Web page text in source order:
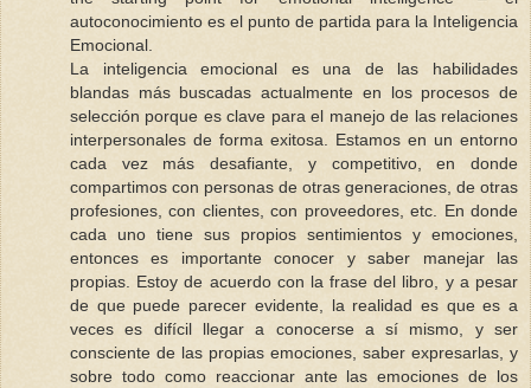
autoconocimiento es el punto de partida para la Inteligencia
Emocional.
La inteligencia emocional es una de las habilidades
blandas más buscadas actualmente en los procesos de
selección porque es clave para el manejo de las relaciones
interpersonales de forma exitosa. Estamos en un entorno
cada vez más desafiante, y competitivo, en donde
compartimos con personas de otras generaciones, de otras
profesiones, con clientes, con proveedores, etc. En donde
cada uno tiene sus propios sentimientos y emociones,
entonces es importante conocer y saber manejar las
propias. Estoy de acuerdo con la frase del libro, y a pesar
de que puede parecer evidente, la realidad es que es a
veces es difícil llegar a conocerse a sí mismo, y ser
consciente de las propias emociones, saber expresarlas, y
sobre todo como reaccionar ante las emociones de los